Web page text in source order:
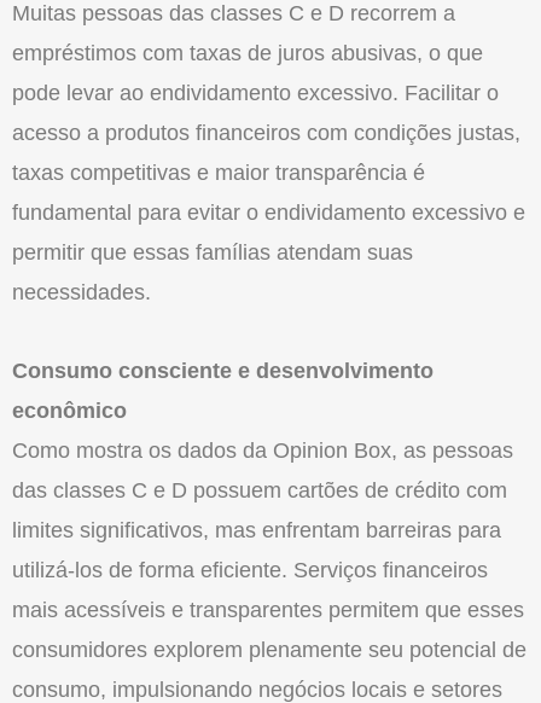
Muitas pessoas das classes C e D recorrem a
empréstimos com taxas de juros abusivas, o que
pode levar ao endividamento excessivo. Facilitar o
acesso a produtos financeiros com condições justas,
taxas competitivas e maior transparência é
fundamental para evitar o endividamento excessivo e
permitir que essas famílias atendam suas
necessidades.
Consumo consciente e desenvolvimento
econômico
Como mostra os dados da Opinion Box, as pessoas
das classes C e D possuem cartões de crédito com
limites significativos, mas enfrentam barreiras para
utilizá-los de forma eficiente. Serviços financeiros
mais acessíveis e transparentes permitem que esses
consumidores explorem plenamente seu potencial de
consumo, impulsionando negócios locais e setores